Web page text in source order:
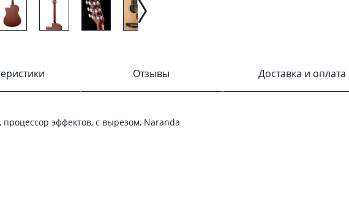
Отзывы Доставка и оплата
процессор эффектов, с вырезом, Naranda